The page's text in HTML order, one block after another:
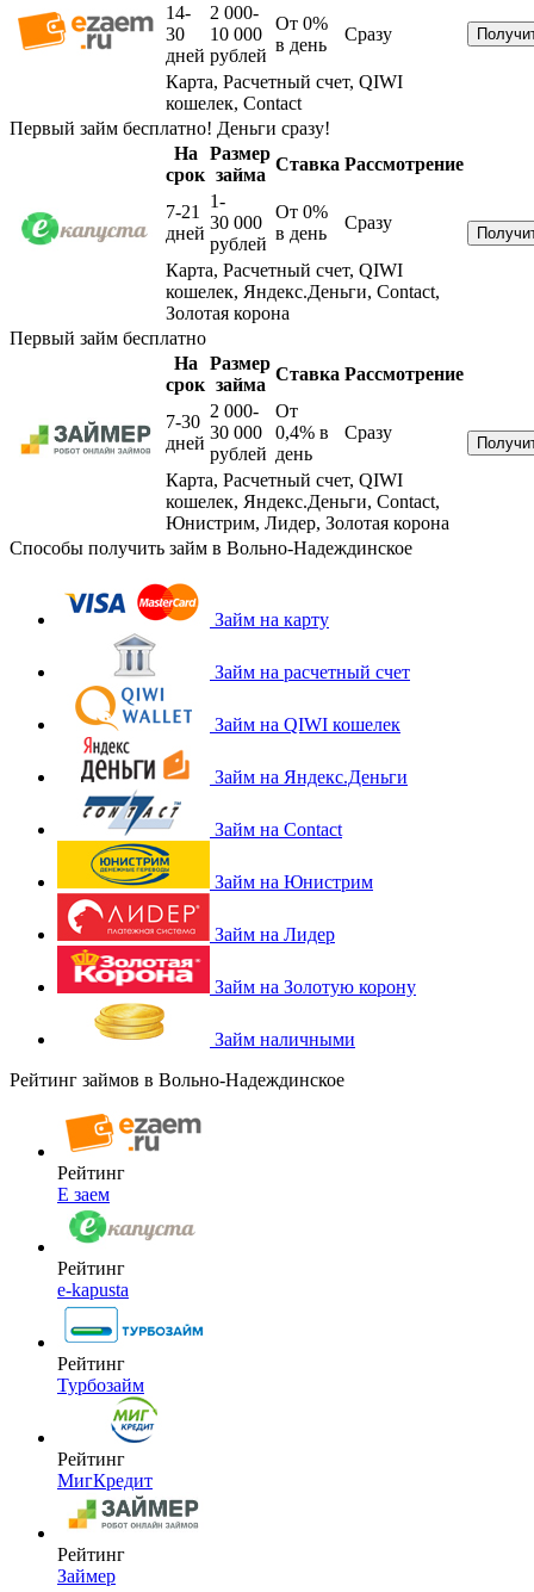
14-
30
дней
2 000-
10 000
рублей
От 0%
в день
Сразу
Карта, Расчетный счет, QIWI
кошелек, Contact
Первый займ бесплатно! Деньги сразу!
На
срок
Размер
займа
Ставка Рассмотрение
7-21
дней
1-
30 000
рублей
От 0%
в день
Сразу
Карта, Расчетный счет, QIWI
кошелек, Яндекс.Деньги, Contact,
Золотая корона
Первый займ бесплатно
На
срок
Размер
займа
Ставка Рассмотрение
7-30
дней
2 000-
30 000
рублей
От
0,4% в
день
Сразу
Карта, Расчетный счет, QIWI
кошелек, Яндекс.Деньги, Contact,
Юнистрим, Лидер, Золотая корона
Способы получить займ в Вольно-Надеждинское
Займ на карту
Займ на расчетный счет
Займ на QIWI кошелек
Займ на Яндекс.Деньги
Займ на Contact
Займ на Юнистрим
Займ на Лидер
Займ на Золотую корону
Займ наличными
Рейтинг займов в Вольно-Надеждинское
Рейтинг
Е заем
Рейтинг
e-kapusta
Рейтинг
Турбозайм
Рейтинг
МигКредит
Рейтинг
Займер